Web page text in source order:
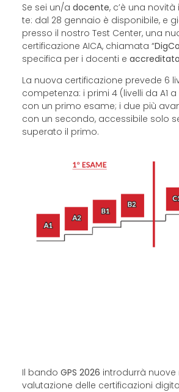
Se sei un/a docente, c’è una
te: dal 28 gennaio è disponibile, e
presso il nostro Test Center, una
certificazione AICA, chiamata “
specifica per i docenti e accreditata
La nuova certificazione prevede 6
competenza: i primi 4 (livelli da A1
con un primo esame; i due più
con un secondo, accessibile solo
superato il primo.
Il bando GPS 2026 introdurrà
valutazione delle certificazioni